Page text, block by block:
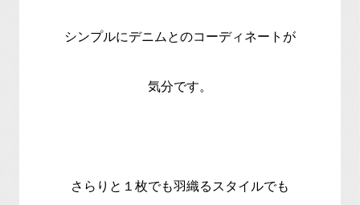
シンプルにデニムとのコーディネートが
気分です。
さらりと１枚でも羽織るスタイルでも